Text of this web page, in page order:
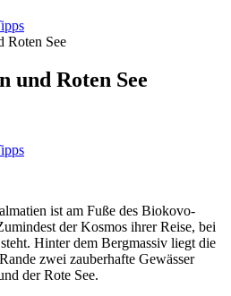
Roten See
und Roten See
ist am Fuße des Biokovo-
der Kosmos ihrer Reise, bei
Hinter dem Bergmassiv liegt die
zwei zauberhafte Gewässer
der Rote See.